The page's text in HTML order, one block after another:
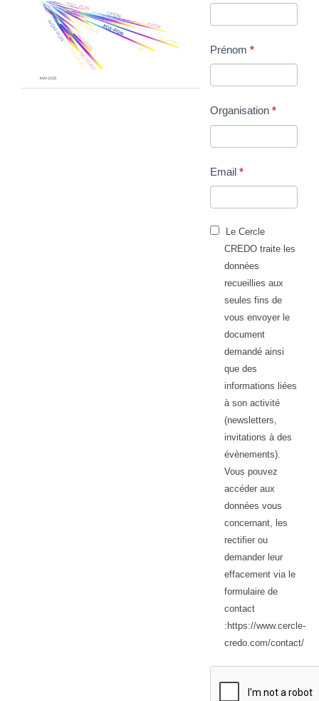
PON
Prénom *
Organisation *
Email *
Le Cercle
CREDO traite les
données
recueillies aux
seules fins de
vous envoyer le
document
demandé ainsi
que des
informations liées
à son activité
(newsletters,
invitations à des
évènements).
Vous pouvez
accéder aux
données vous
concernant, les
rectifier ou
demander leur
effacement via le
formulaire de
contact
:https://www.cercle-
credo.com/contact/